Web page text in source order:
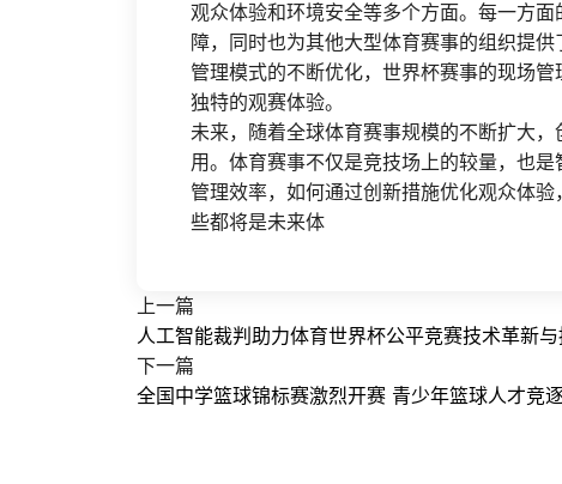
观众体验和环境安全等多个方面。每一方
障，同时也为其他大型体育赛事的组织提
管理模式的不断优化，世界杯赛事的现场
独特的观赛体验。
未来，随着全球体育赛事规模的不断扩大
用。体育赛事不仅是竞技场上的较量，也
管理效率，如何通过创新措施优化观众体
些都将是未来体
上一篇
人工智能裁判助力体育世界杯公平竞赛技术革新
下一篇
全国中学篮球锦标赛激烈开赛 青少年篮球人才竞